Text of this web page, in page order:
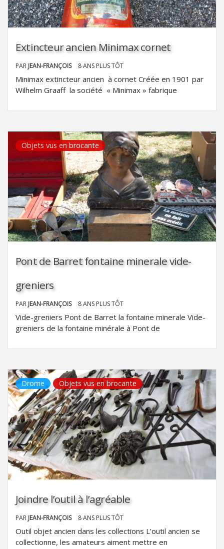
Extincteur ancien Minimax cornet
PAR JEAN-FRANÇOIS 8 ANS PLUS TÔT
Minimax extincteur ancien à cornet Créée en 1901 par
Wilhelm Graaff la société « Minimax » fabrique
Objets vus en brocante
Pont de Barret fontaine minerale vide-
greniers
PAR JEAN-FRANÇOIS 8 ANS PLUS TÔT
Vide-greniers Pont de Barret la fontaine minerale Vide-
greniers de la fontaine minérale à Pont de
Drome Objets vus en brocante
Joindre l’outil à l’agréable
PAR JEAN-FRANÇOIS 8 ANS PLUS TÔT
Outil objet ancien dans les collections L’outil ancien se
collectionne, les amateurs aiment mettre en